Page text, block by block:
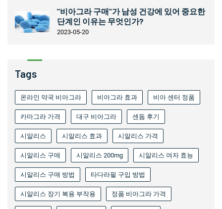
"비아그라 구매"가 남성 건강에 있어 중요한
단계인 이유는 무엇인가?
2023-05-20
Tags
온라인 약국 비아그라 비아그라 효과 비아 센터 정품
카마그라 가격 대구 비아그라 센돔 후기
시알리스 시알리스 효과 시알리스 가격
시알리스 구매 시알리스 200mg 시알리스 여자 효능
시알리스 구매 방법 타다라필 구입 방법
시알리스 장기 복용 부작용 정품 비아그라 가격